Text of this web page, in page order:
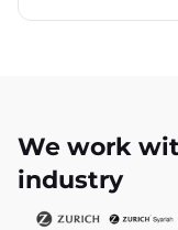
We work
industry